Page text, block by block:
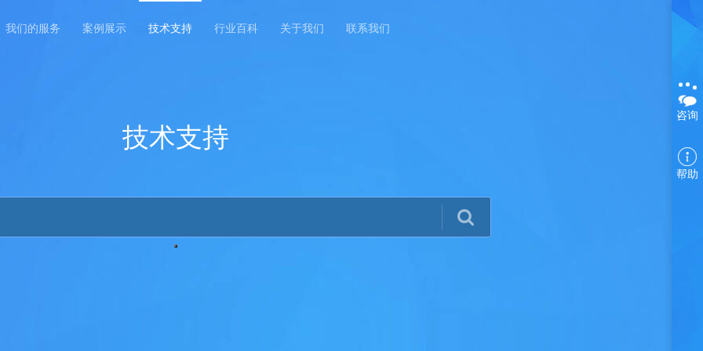
我们的服务 案例展示 技术支持 行业百科 关于我们 联系我们
咨询
帮助
技术支持